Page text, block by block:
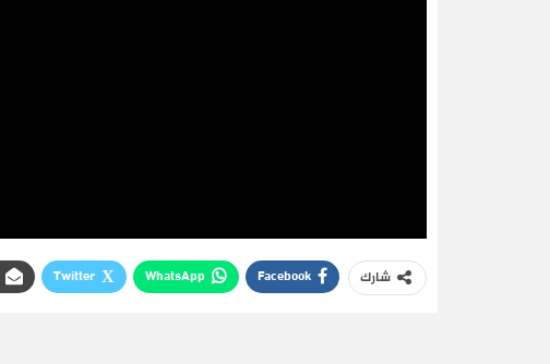
شارك Facebook
WhatsApp
Twitter